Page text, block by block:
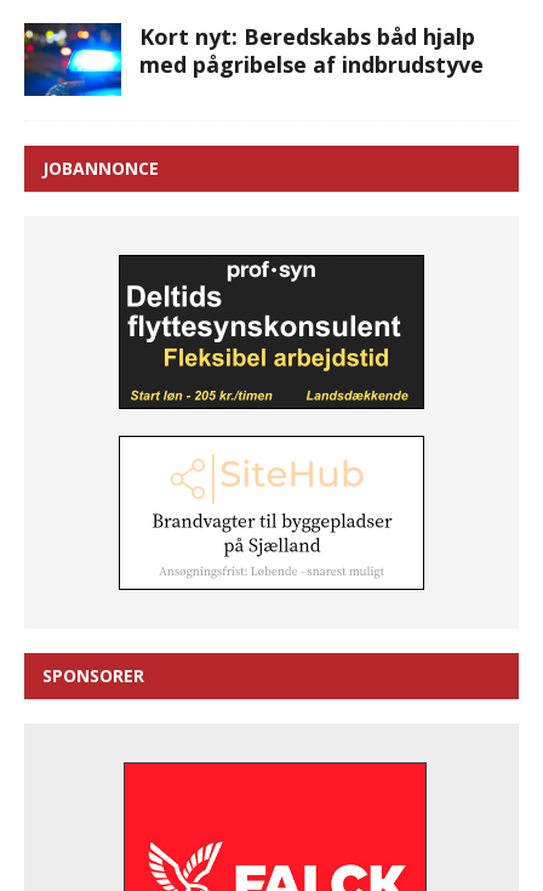
Kort nyt: Beredskabs båd hjalp
med pågribelse af indbrudstyve
JOBANNONCE
SPONSORER